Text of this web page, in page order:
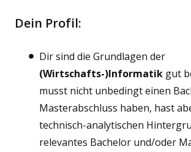
Dein Profil:
Dir sind die Grundlagen der
(Wirtschafts-)Informatik gut
musst nicht unbedingt einen
Masterabschluss haben, hast
technisch-analytischen
relevantes Bachelor und/oder